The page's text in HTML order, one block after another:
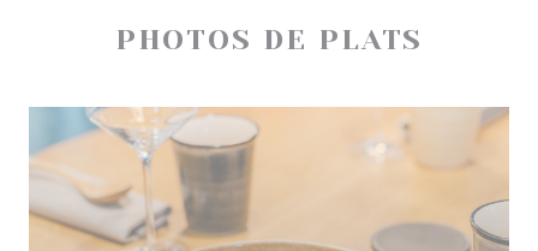
PHOTOS DE PLATS